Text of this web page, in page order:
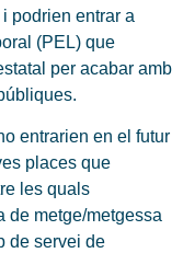
podrien entrar a
(PEL) que
per acabar amb
entrarien en el futur
places que
les quals
de metge/metgessa
de servei de